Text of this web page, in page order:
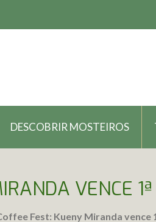
DESCOBRIR MOSTEIROS
VENCE
Fest: Kueny Miranda vence